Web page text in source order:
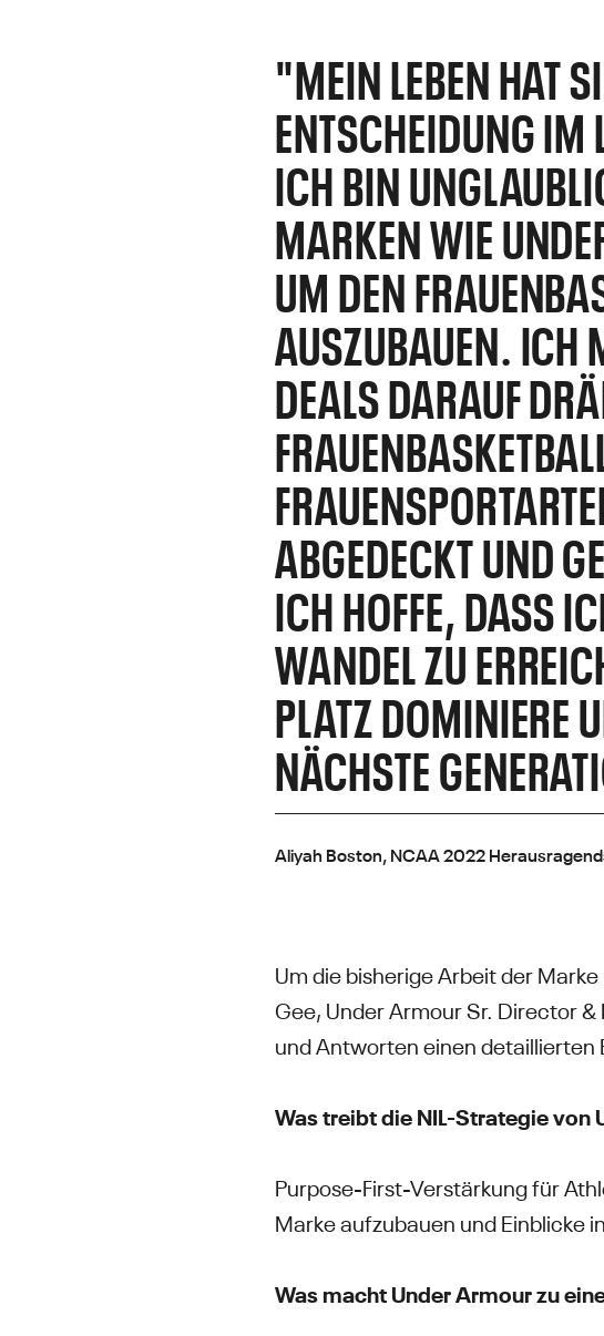
"MEIN LEBEN HAT
ENTSCHEIDUNG IM
ICH BIN
MARKEN WIE
UM DEN
AUSZUBAUEN. ICH
DEALS DARAUF
ABGEDECKT UND
ICH HOFFE, DASS
WANDEL ZU
PLATZ DOMINIERE
NÄCHSTE
Aliyah Boston, NCAA 2022
Um die bisherige Arbeit der
Gee, Under Armour Sr. Director
und Antworten einen detaillierten
Was treibt die NIL-Strategie von
Purpose-First-Verstärkung für
Marke aufzubauen und Einblicke
Was macht Under Armour zu